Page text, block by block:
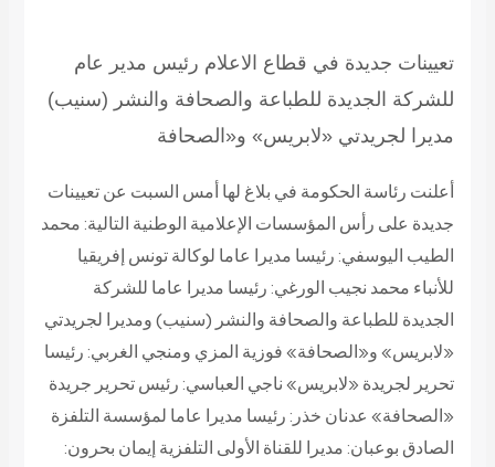
تعيينات جديدة في قطاع الاعلام رئيس مدير عام
للشركة الجديدة للطباعة والصحافة والنشر (سنيب)
مديرا لجريدتي «لابريس» و«الصحافة
أعلنت رئاسة الحكومة في بلاغ لها أمس السبت عن تعيينات
جديدة على رأس المؤسسات الإعلامية الوطنية التالية: محمد
الطيب اليوسفي: رئيسا مديرا عاما لوكالة تونس إفريقيا
للأنباء محمد نجيب الورغي: رئيسا مديرا عاما للشركة
الجديدة للطباعة والصحافة والنشر (سنيب) ومديرا لجريدتي
«لابريس» و«الصحافة» فوزية المزي ومنجي الغربي: رئيسا
تحرير لجريدة «لابريس» ناجي العباسي: رئيس تحرير جريدة
«الصحافة» عدنان خذر: رئيسا مديرا عاما لمؤسسة التلفزة
الصادق بوعبان: مديرا للقناة الأولى التلفزية إيمان بحرون: